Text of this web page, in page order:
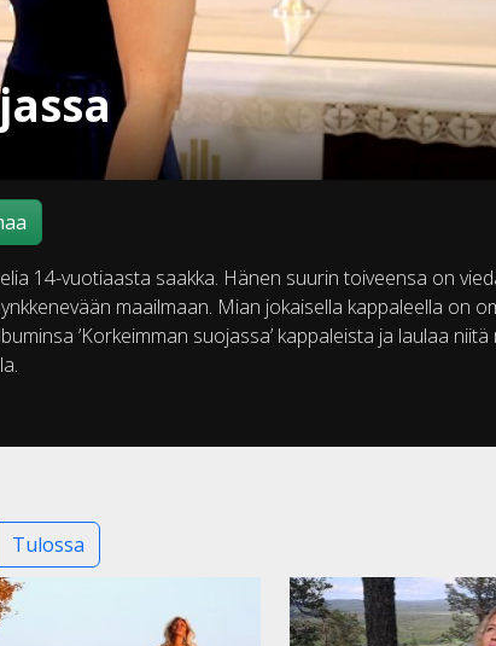
14-vuotiaasta saakka. Hänen suurin toiveensa on
maailmaan. Mian jokaisella kappaleella on
’Korkeimman suojassa’ kappaleista ja laulaa niitä
Tulossa